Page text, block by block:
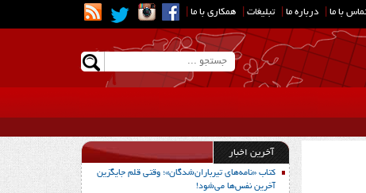
با ما درباره ما تبلیغات همکاری با ما
آخرین اخبار
کتاب «نامه‌های تیرباران‌شدگان»؛ وقتی قلم جایگزین
آخرین نفس‌ها می‌شود!